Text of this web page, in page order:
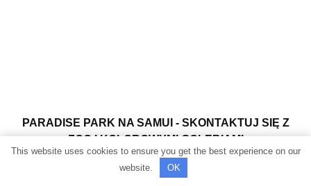
PARADISE PARK NA SAMUI - SKONTAKTUJ SIĘ Z
ZOO I KOLOROWYMI GOŁĘBIAMI
This website uses cookies to ensure you get the best experience on our
website.
OK